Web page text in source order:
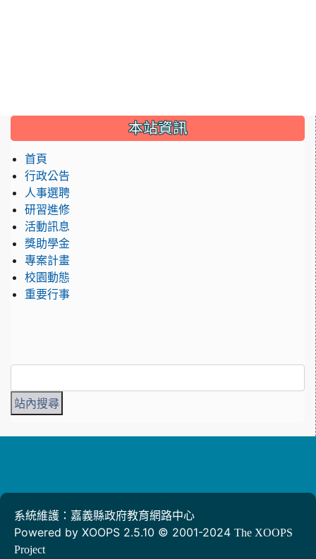
::: 本站資訊
首頁
行政公告
人事選聘
研習進修
活動訊息
獎助學金
專案計畫
校園動態
重要行事
系統維護：嘉義縣政府教育網路中心
Powered by XOOPS 2.5.10 © 2001-2024 The XOOPS
Project